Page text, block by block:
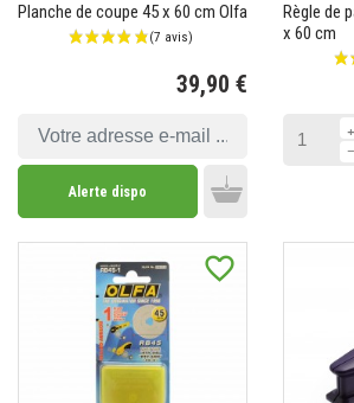
Planche de coupe 45 x 60 cm Olfa
39,90 €
Alerte dispo
Règle de
x 60 cm
favorite_border